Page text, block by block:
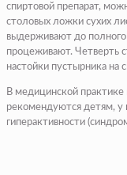
спиртовой препарат,
столовых ложки сухих
выдерживают до
процеживают. Четверть
настойки пустырника на
В медицинской практике
рекомендуются детям, у
гиперактивности